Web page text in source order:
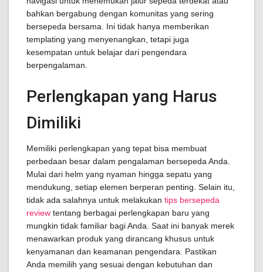
bahkan bergabung dengan komunitas yang sering
bersepeda bersama. Ini tidak hanya memberikan
templating yang menyenangkan, tetapi juga
kesempatan untuk belajar dari pengendara
berpengalaman.
Perlengkapan yang Harus
Dimiliki
Memiliki perlengkapan yang tepat bisa membuat
perbedaan besar dalam pengalaman bersepeda Anda.
Mulai dari helm yang nyaman hingga sepatu yang
mendukung, setiap elemen berperan penting. Selain itu,
tidak ada salahnya untuk melakukan tips bersepeda
review tentang berbagai perlengkapan baru yang
mungkin tidak familiar bagi Anda. Saat ini banyak merek
menawarkan produk yang dirancang khusus untuk
kenyamanan dan keamanan pengendara. Pastikan
Anda memilih yang sesuai dengan kebutuhan dan